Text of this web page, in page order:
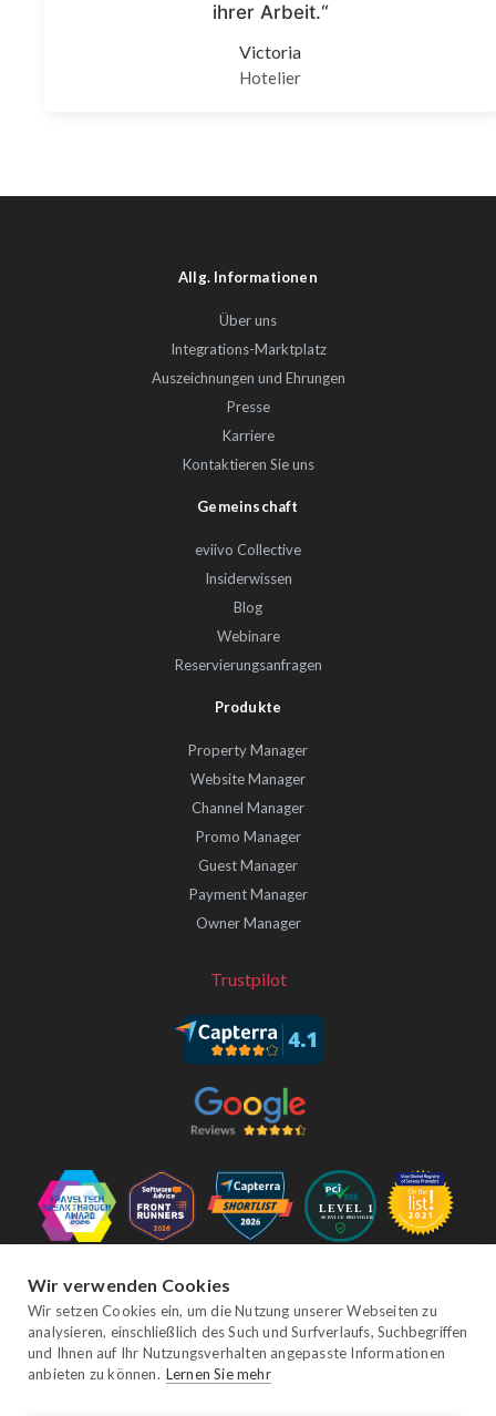
ihrer Arbeit.“
Victoria
Hotelier
Allg. Informationen
Über uns
Integrations-Marktplatz
Auszeichnungen und Ehrungen
Presse
Karriere
Kontaktieren Sie uns
Gemeinschaft
eviivo Collective
Insiderwissen
Blog
Webinare
Reservierungsanfragen
Produkte
Property Manager
Website Manager
Channel Manager
Promo Manager
Guest Manager
Payment Manager
Owner Manager
Trustpilot
Folgen Sie uns
FacebookTwitter YouTubeInstagram
Wir verwenden Cookies
Wir setzen Cookies ein, um die Nutzung unserer Webseiten zu
analysieren, einschließlich des Such und Surfverlaufs, Suchbegriffen
und Ihnen auf Ihr Nutzungsverhalten angepasste Informationen
anbieten zu können. Lernen Sie mehr